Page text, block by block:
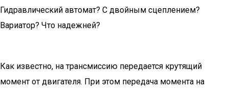
Гидравлический автомат? С двойным сцеплением?
Вариатор? Что надежней?
Как известно, на трансмиссию передается крутящий
момент от двигателя. При этом передача момента на